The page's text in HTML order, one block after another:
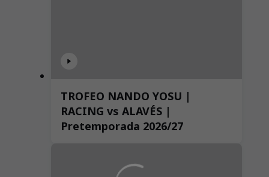
TROFEO NANDO YOSU |
RACING vs ALAVÉS |
Pretemporada 2026/27